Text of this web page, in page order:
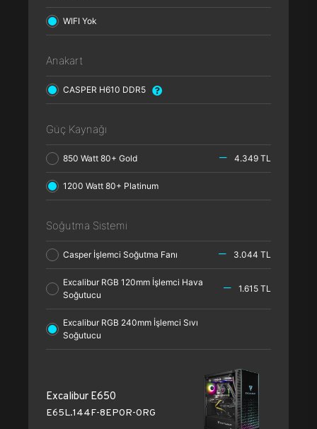
WIFI Yok
Anakart
CASPER H610 DDR5
Güç Kaynağı
850 Watt 80+ Gold 4.349 TL
1200 Watt 80+ Platinum
Soğutma Sistemi
Casper İşlemci Soğutma Fanı 3.044 TL
Excalibur RGB 120mm İşlemci Hava
Soğutucu
1.615 TL
Excalibur RGB 240mm İşlemci Sıvı
Soğutucu
Excalibur E650
E65L.144F-8EP0R-0RG